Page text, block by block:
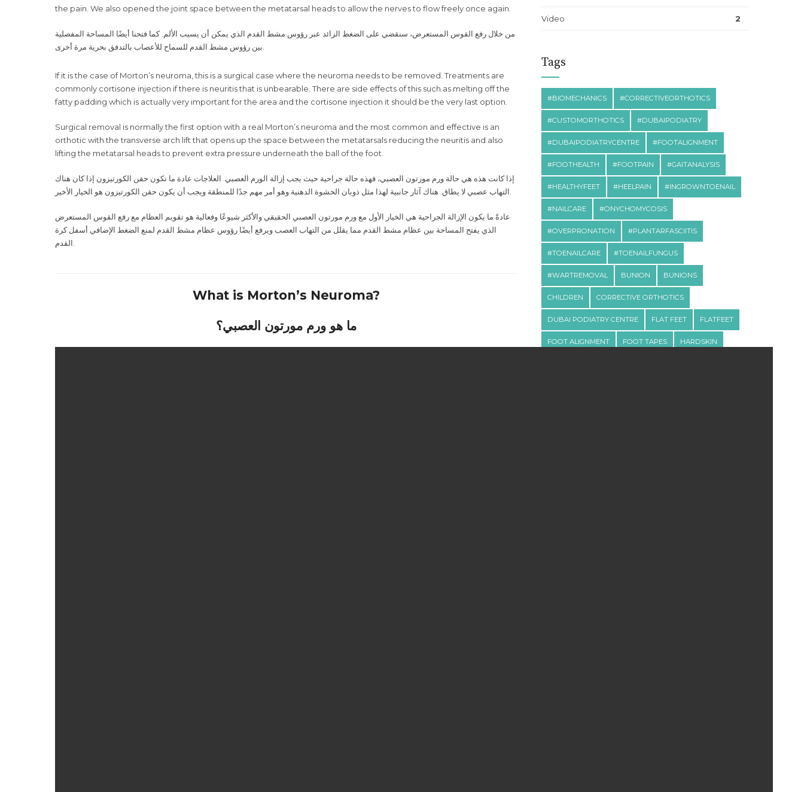
the pain. We also opened the joint space between the metatarsal heads to allow the nerves to flow freely once again.
من خلال رفع القوس المستعرض، سنقضي على الضغط الزائد عبر رؤوس مشط القدم الذي يمكن أن يسبب الألم. كما فتحنا أيضًا المساحة المفصلية
بين رؤوس مشط القدم للسماح للأعصاب بالتدفق بحرية مرة أخرى
If it is the case of Morton’s neuroma, this is a surgical case where the neuroma needs to be removed. Treatments are
commonly cortisone injection if there is neuritis that is unbearable. There are side effects of this such as melting off the
fatty padding which is actually very important for the area and the cortisone injection it should be the very last option.
Surgical removal is normally the first option with a real Morton’s neuroma and the most common and effective is an
orthotic with the transverse arch lift that opens up the space between the metatarsals reducing the neuritis and also
lifting the metatarsal heads to prevent extra pressure underneath the ball of the foot.
إذا كانت هذه هي حالة ورم مورتون العصبي، فهذه حالة جراحية حيث يجب إزالة الورم العصبي. العلاجات عادة ما تكون حقن الكورتيزون إذا كان هناك
التهاب عصبي لا يطاق. هناك آثار جانبية لهذا مثل ذوبان الحشوة الدهنية وهو أمر مهم جدًا للمنطقة ويجب أن يكون حقن الكورتيزون هو الخيار الأخير
عادةً ما يكون الإزالة الجراحية هي الخيار الأول مع ورم مورتون العصبي الحقيقي والأكثر شيوعًا وفعالية هو تقويم العظام مع رفع القوس المستعرض
الذي يفتح المساحة بين عظام مشط القدم مما يقلل من التهاب العصب ويرفع أيضًا رؤوس عظام مشط القدم لمنع الضغط الإضافي أسفل كرة
القدم
What is Morton’s Neuroma?
ما هو ورم مورتون العصبي؟
Video 2
Tags
#BIOMECHANICS #CORRECTIVEORTHOTICS
#CUSTOMORTHOTICS #DUBAIPODIATRY
#DUBAIPODIATRYCENTRE #FOOTALIGNMENT
#FOOTHEALTH #FOOTPAIN #GAITANALYSIS
#HEALTHYFEET #HEELPAIN #INGROWNTOENAIL
#NAILCARE #ONYCHOMYCOSIS
#OVERPRONATION #PLANTARFASCIITIS
#TOENAILCARE #TOENAILFUNGUS
#WARTREMOVAL BUNION BUNIONS
CHILDREN CORRECTIVE ORTHOTICS
DUBAI PODIATRY CENTRE FLAT FEET FLATFEET
FOOT ALIGNMENT FOOT TAPES HARDSKIN